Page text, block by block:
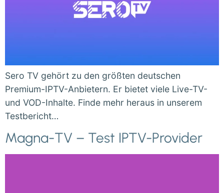
Sero TV gehört zu den größten deutschen
Premium-IPTV-Anbietern. Er bietet viele Live-TV-
und VOD-Inhalte. Finde mehr heraus in unserem
Testbericht…
Magna-TV – Test IPTV-Provider